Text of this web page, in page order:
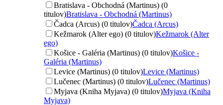
Bratislava - Obchodná (Martinus) (0
titulov)Bratislava - Obchodná (Martinus)
Čadca (Arcus) (0 titulov)Čadca (Arcus)
Kežmarok (Alter ego) (0 titulov)Kežmarok (Alter
ego)
Košice - Galéria (Martinus) (0 titulov)Košice -
Galéria (Martinus)
Levice (Martinus) (0 titulov)Levice (Martinus)
Lučenec (Martinus) (0 titulov)Lučenec (Martinus)
Myjava (Kniha Myjava) (0 titulov)Myjava (Kniha
Myjava)